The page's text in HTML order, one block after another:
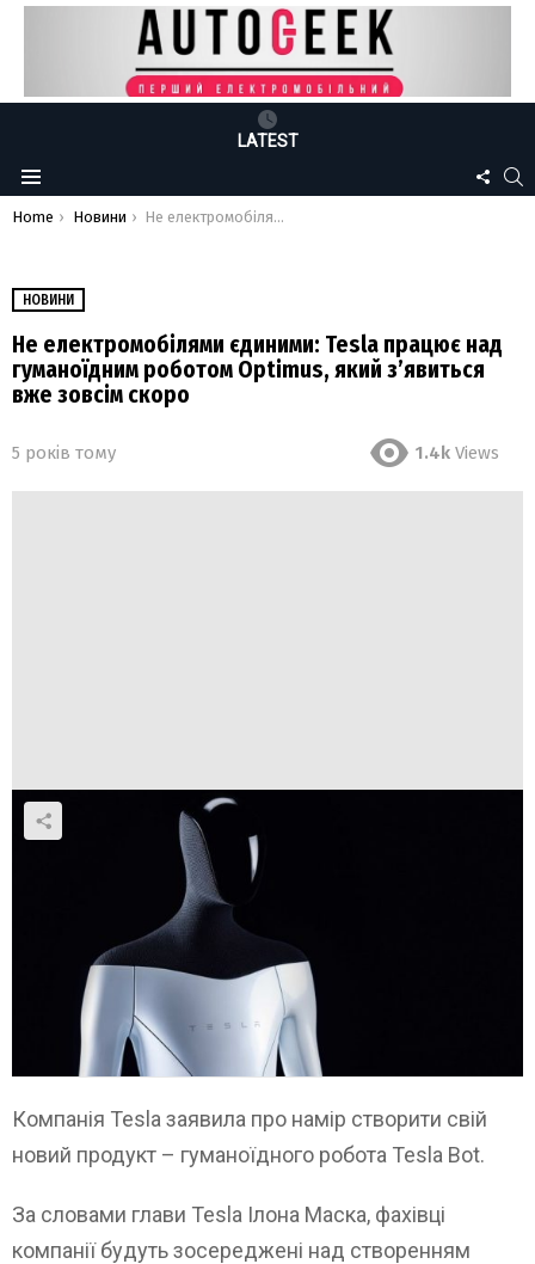
LATEST
Menu
US
You are here:
Home Новини Не електромобілями єдиними: Tesla працює над гуманоїдним роботом Optimus, який з’явиться вже зовсім скоро
НОВИНИ
Не електромобілями єдиними: Tesla працює над
гуманоїдним роботом Optimus, який з’явиться
вже зовсім скоро
5 років тому 1.4k Views
Компанія Tesla заявила про намір створити свій
новий продукт – гуманоїдного робота Tesla Bot.
За словами глави Tesla Ілона Маска, фахівці
компанії будуть зосереджені над створенням